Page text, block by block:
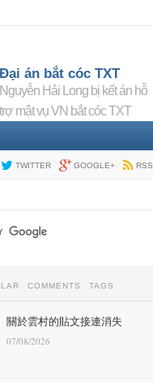
Đại án bắt cóc TXT
Nguyễn Hải Long bị kết án hỗ
trợ mật vụ VN bắt cóc TXT
TWITTER GOOGLE+ RSS
COMMENTS TAGS
關於雲村的貼文接連消失
07/08/2026